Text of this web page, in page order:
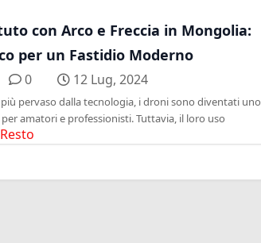
con Arco e Freccia in Mongolia:
per un Fastidio Moderno
0 12 Lug, 2024
pervaso dalla tecnologia, i droni sono diventati uno
amatori e professionisti. Tuttavia, il loro uso